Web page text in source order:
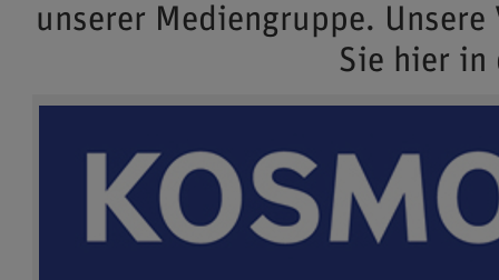
unserer Mediengruppe.
Sie hier in